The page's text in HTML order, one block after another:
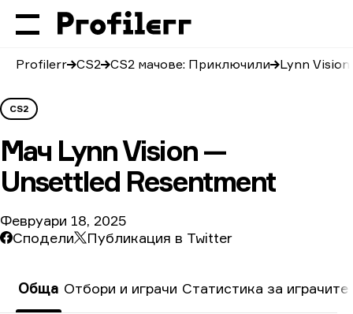
Profilerr CS2 CS2 мачове: Приключили Lynn
CS2
Мач Lynn Vision —
Unsettled Resentment
Февруари 18, 2025
Сподели
Публикация в Twitter
Обща Отбори и играчи Статистика за играчите